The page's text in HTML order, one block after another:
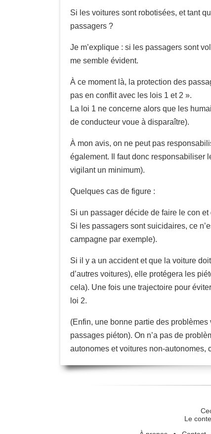
Si les voitures sont robotisées, et tant
passagers ?
Je m’explique : si les passagers sont
me semble évident.
À ce moment là, la protection des
pas en conflit avec les lois 1 et 2 ».
La loi 1 ne concerne alors que les
de conducteur voue à disparaître).
À mon avis, on ne peut pas
également. Il faut donc responsabiliser
vigilant un minimum).
Quelques cas de figure :
Si un passager décide de faire le con
Si les passagers sont suicidaires, ce
campagne par exemple).
Si il y a un accident et que la voiture
d’autres voitures), elle protégera les
cela). Une fois une trajectoire pour
loi 2.
(Enfin, une bonne partie des
passages piéton). On n’a pas de
autonomes et voitures non-autonomes,
Le